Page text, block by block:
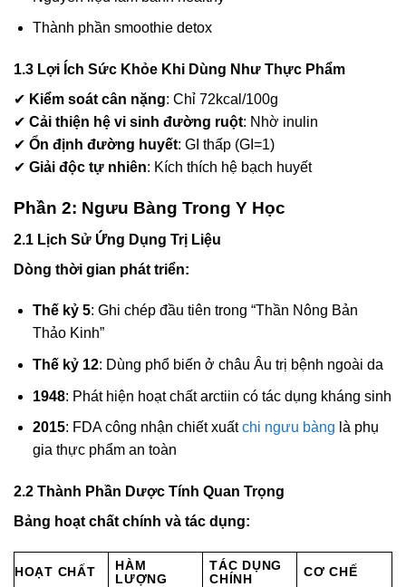
Thành phần smoothie detox
1.3 Lợi Ích Sức Khỏe Khi Dùng Như Thực Phẩm
✔ Kiểm soát cân nặng: Chỉ 72kcal/100g
✔ Cải thiện hệ vi sinh đường ruột: Nhờ inulin
✔ Ổn định đường huyết: GI thấp (GI=1)
✔ Giải độc tự nhiên: Kích thích hệ bạch huyết
Phần 2: Ngưu Bàng Trong Y Học
2.1 Lịch Sử Ứng Dụng Trị Liệu
Dòng thời gian phát triển:
Thế kỷ 5: Ghi chép đầu tiên trong “Thần Nông Bản
Thảo Kinh”
Thế kỷ 12: Dùng phổ biến ở châu Âu trị bệnh ngoài da
1948: Phát hiện hoạt chất arctiin có tác dụng kháng sinh
2015: FDA công nhận chiết xuấtchi ngưu bàng là phụ
gia thực phẩm an toàn
2.2 Thành Phần Dược Tính Quan Trọng
Bảng hoạt chất chính và tác dụng:
HOẠT CHẤT
HÀM
LƯỢNG
TÁC DỤNG
CHÍNH
CƠ CHẾ